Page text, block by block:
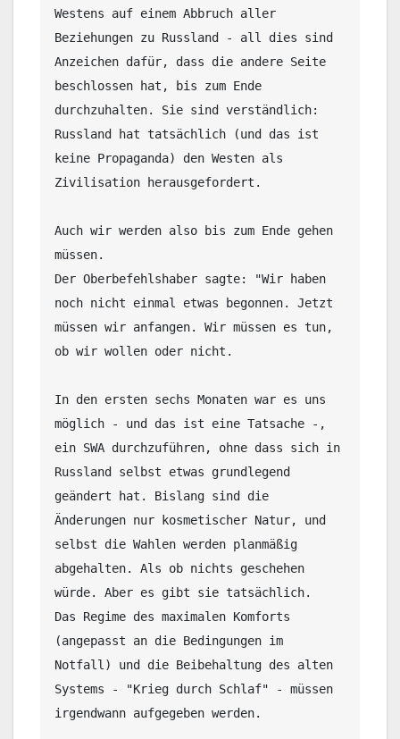
Westens auf einem Abbruch aller
Beziehungen zu Russland - all dies sind
Anzeichen dafür, dass die andere Seite
beschlossen hat, bis zum Ende
durchzuhalten. Sie sind verständlich:
Russland hat tatsächlich (und das ist
keine Propaganda) den Westen als
Zivilisation herausgefordert.
Auch wir werden also bis zum Ende gehen
müssen.
Der Oberbefehlshaber sagte: "Wir haben
noch nicht einmal etwas begonnen. Jetzt
müssen wir anfangen. Wir müssen es tun,
ob wir wollen oder nicht.
In den ersten sechs Monaten war es uns
möglich - und das ist eine Tatsache -,
ein SWA durchzuführen, ohne dass sich in
Russland selbst etwas grundlegend
geändert hat. Bislang sind die
Änderungen nur kosmetischer Natur, und
selbst die Wahlen werden planmäßig
abgehalten. Als ob nichts geschehen
würde. Aber es gibt sie tatsächlich.
Das Regime des maximalen Komforts
(angepasst an die Bedingungen im
Notfall) und die Beibehaltung des alten
Systems - "Krieg durch Schlaf" - müssen
irgendwann aufgegeben werden.